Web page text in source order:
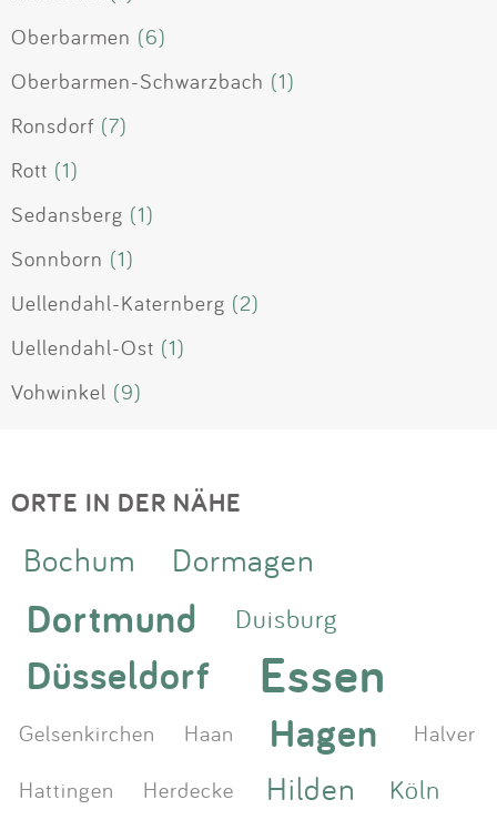
Oberbarmen (6)
Oberbarmen-Schwarzbach (1)
Ronsdorf (7)
Rott (1)
Sedansberg (1)
Sonnborn (1)
Uellendahl-Katernberg (2)
Uellendahl-Ost (1)
Vohwinkel (9)
ORTE IN DER NÄHE
Bochum Dormagen
Dortmund Duisburg
Düsseldorf Essen
Gelsenkirchen Haan Hagen
Halver
Hattingen
Herdecke Hilden Köln